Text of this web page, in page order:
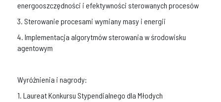
energooszczędności i efektywności sterowanych procesów
3. Sterowanie procesami wymiany masy i energii
4. Implementacja algorytmów sterowania w środowisku
agentowym
Wyróżnienia i nagrody:
1. Laureat Konkursu Stypendialnego dla Młodych